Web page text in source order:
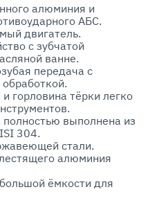
алюминия и
АБС.
двигатель.
с зубчатой
ванне.
передача с
горловина тёрки легко
полностью выполнена из
304.
стали.
алюминия
ёмкости для
плексигласа.